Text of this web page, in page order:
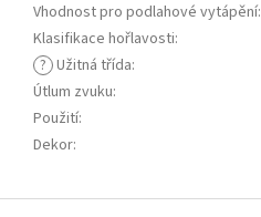
Vhodnost pro podlahové vytápění:
Klasifikace hořlavosti:
? Užitná třída:
Útlum zvuku:
Použití:
Dekor: